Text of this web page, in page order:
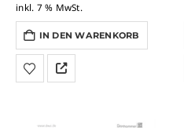
inkl. 7 % MwSt.
IN DEN WARENKORB